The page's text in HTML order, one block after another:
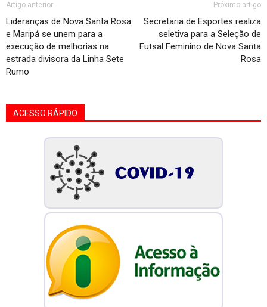
Artigo anterior
Lideranças de Nova Santa Rosa
e Maripá se unem para a
execução de melhorias na
estrada divisora da Linha Sete
Rumo
Próximo artigo
Secretaria de Esportes realiza
seletiva para a Seleção de
Futsal Feminino de Nova Santa
Rosa
ACESSO RÁPIDO